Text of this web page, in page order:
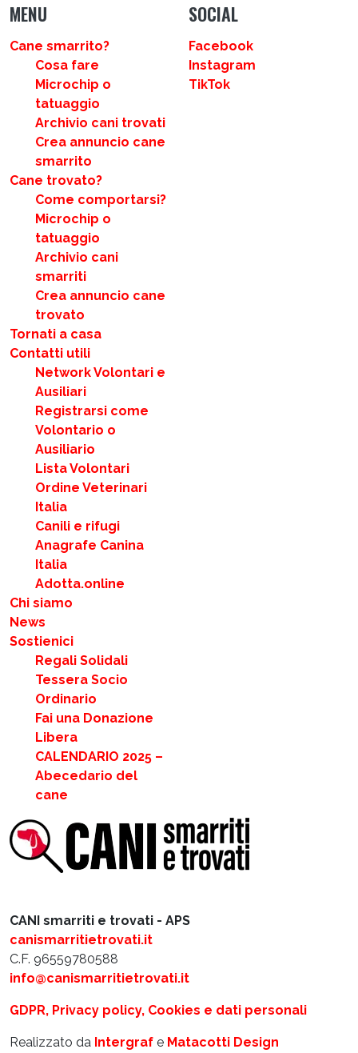
CANI smarriti e trovati - APS
canismarritietrovati.it
C.F. 96559780588
info@canismarritietrovati.it
GDPR, Privacy policy, Cookies e dati personali
Realizzato da Intergraf e Matacotti Design
MENU
Cane smarrito?
Cosa fare
Microchip o
tatuaggio
Archivio cani trovati
Crea annuncio cane
smarrito
Cane trovato?
Come comportarsi?
Microchip o
tatuaggio
Archivio cani
smarriti
Crea annuncio cane
trovato
Tornati a casa
Contatti utili
Network Volontari e
Ausiliari
Registrarsi come
Volontario o
Ausiliario
Lista Volontari
Ordine Veterinari
Italia
Canili e rifugi
Anagrafe Canina
Italia
Adotta.online
Chi siamo
News
Sostienici
Regali Solidali
Tessera Socio
Ordinario
Fai una Donazione
Libera
CALENDARIO 2025 –
Abecedario del
cane
SOCIAL
Facebook
Instagram
TikTok